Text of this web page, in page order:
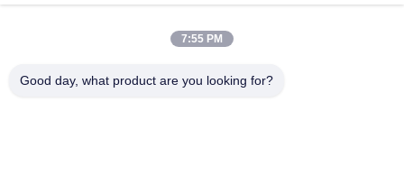
7:55 PM
Good day, what product are you looking for?